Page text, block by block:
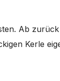
Ab
Kerle